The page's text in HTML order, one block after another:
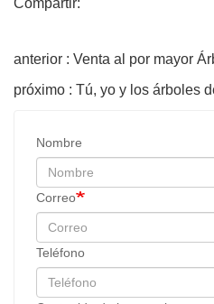
Compartir:
anterior : Venta al por mayor
próximo : Tú, yo y los árboles
Nombre
Correo
Teléfono